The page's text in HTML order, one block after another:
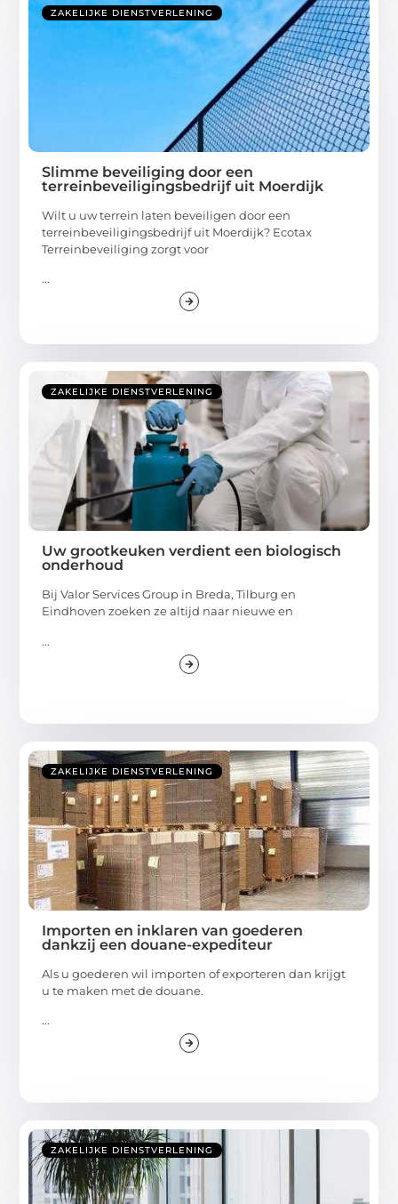
ZAKELIJKE DIENSTVERLENING
Slimme beveiliging door een
terreinbeveiligingsbedrijf uit Moerdijk
Wilt u uw terrein laten beveiligen door een
terreinbeveiligingsbedrijf uit Moerdijk? Ecotax
Terreinbeveiliging zorgt voor
...
ZAKELIJKE DIENSTVERLENING
Uw grootkeuken verdient een biologisch
onderhoud
Bij Valor Services Group in Breda, Tilburg en
Eindhoven zoeken ze altijd naar nieuwe en
...
ZAKELIJKE DIENSTVERLENING
Importen en inklaren van goederen
dankzij een douane-expediteur
Als u goederen wil importen of exporteren dan krijgt
u te maken met de douane.
...
ZAKELIJKE DIENSTVERLENING